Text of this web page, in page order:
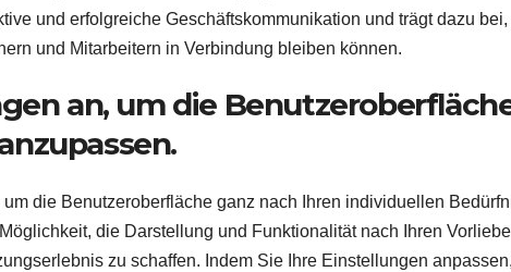
und erfolgreiche Geschäftskommunikation und trägt dazu
und Mitarbeitern in Verbindung bleiben können.
an, um die
die Benutzeroberfläche ganz nach Ihren individuellen
die Darstellung und Funktionalität nach Ihren
zu schaffen. Indem Sie Ihre Einstellungen anpassen,